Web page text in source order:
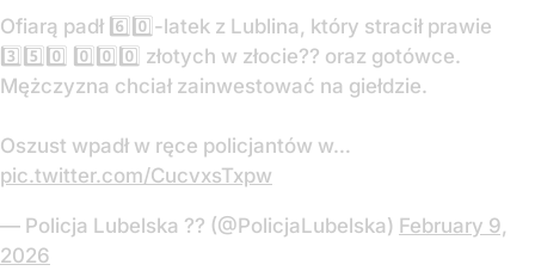
Ofiarą padł 6️⃣0️⃣-latek z Lublina, który stracił prawie
3️⃣5️⃣0️⃣ 0️⃣0️⃣0️⃣ złotych w złocie?? oraz gotówce.
Mężczyzna chciał zainwestować na giełdzie.
Oszust wpadł w ręce policjantów w…
pic.twitter.com/CucvxsTxpw
— Policja Lubelska ?? (@PolicjaLubelska) February 9,
2026